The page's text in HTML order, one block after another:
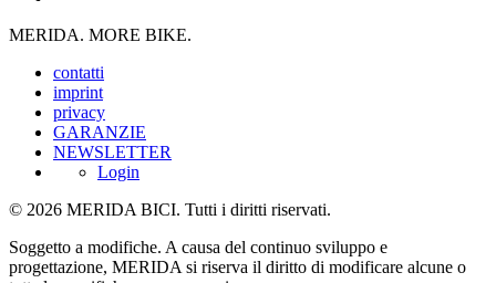
MERIDA. MORE BIKE.
contatti
imprint
privacy
GARANZIE
NEWSLETTER
Login
© 2026 MERIDA BICI. Tutti i diritti riservati.
Soggetto a modifiche. A causa del continuo sviluppo e
progettazione, MERIDA si riserva il diritto di modificare alcune o